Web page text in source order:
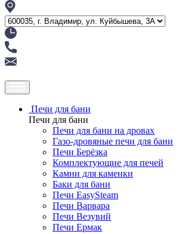
Печи для бани
Печи для бани
Печи для бани на дровах
Газо-дровяные печи для бани
Печи Берёзка
Комплектующие для печей
Камни для каменки
Баки для бани
Печи EasySteam
Печи Варвара
Печи Везувий
Печи Ермак